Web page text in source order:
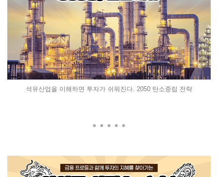
석유산업을 이해하면 투자가 쉬워진다. 2050 탄소중립 전략